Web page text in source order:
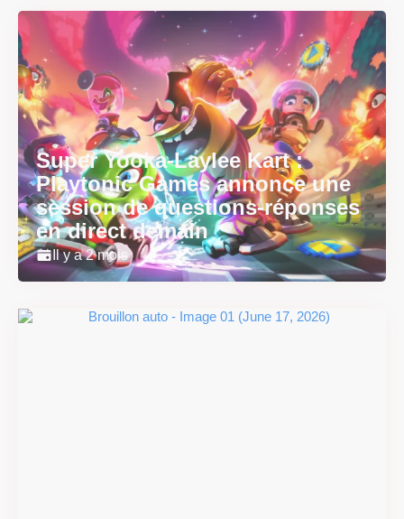
Super Yooka-Laylee Kart :
Playtonic Games annonce une
session de questions-réponses
en direct demain
Il y a 2 mois